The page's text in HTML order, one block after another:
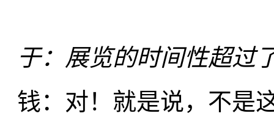
于：展览的时间性超过
钱：对！就是说，不是